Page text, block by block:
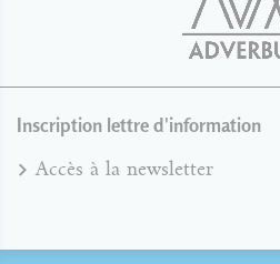
Inscription lettre d'information
Accès à la newsletter